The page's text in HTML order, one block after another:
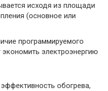
исходя из площади
(основное или
программируемого
экономить электроэнергию
обогрева,